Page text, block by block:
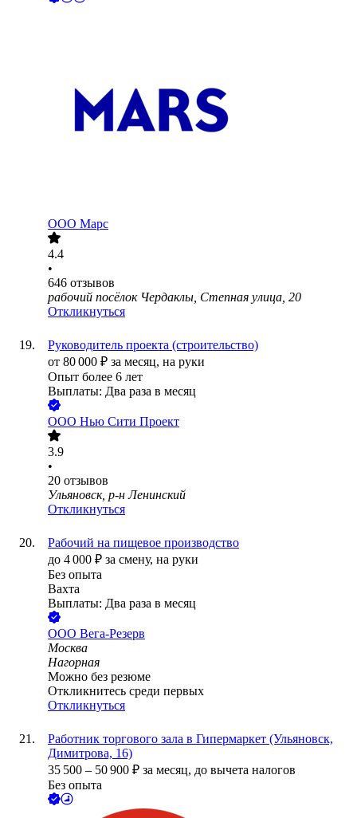
ООО Марс
4.4
•
646 отзывов
рабочий посёлок Чердаклы, Степная улица, 20
Откликнуться
Руководитель проекта (строительство)
от 80 000 ₽ за месяц, на руки
Опыт более 6 лет
Выплаты: Два раза в месяц
ООО Нью Сити Проект
3.9
•
20 отзывов
Ульяновск, р-н Ленинский
Откликнуться
Рабочий на пищевое производство
до 4 000 ₽ за смену, на руки
Без опыта
Вахта
Выплаты: Два раза в месяц
ООО Вега-Резерв
Москва
Нагорная
Можно без резюме
Откликнитесь среди первых
Откликнуться
Работник торгового зала в Гипермаркет (Ульяновск,
Димитрова, 16)
35 500 – 50 900 ₽ за месяц, до вычета налогов
Без опыта